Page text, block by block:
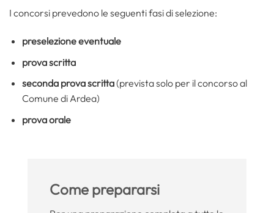
I concorsi prevedono le seguenti fasi di selezione:
preselezione eventuale
prova scritta
seconda prova scritta(prevista solo per il concorso al
Comune di Ardea)
prova orale
Come prepararsi